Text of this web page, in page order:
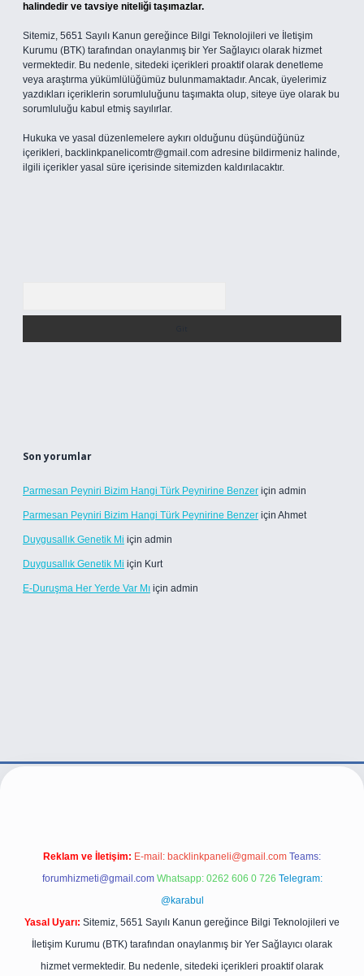
halindedir ve tavsiye niteliği taşımazlar.
Sitemiz, 5651 Sayılı Kanun gereğince Bilgi Teknolojileri ve İletişim
Kurumu (BTK) tarafından onaylanmış bir Yer Sağlayıcı olarak hizmet
vermektedir. Bu nedenle, sitedeki içerikleri proaktif olarak denetleme
veya araştırma yükümlülüğümüz bulunmamaktadır. Ancak, üyelerimiz
yazdıkları içeriklerin sorumluluğunu taşımakta olup, siteye üye olarak bu
sorumluluğu kabul etmiş sayılırlar.
Hukuka ve yasal düzenlemelere aykırı olduğunu düşündüğünüz
içerikleri, backlinkpanelicomtr@gmail.com adresine bildirmeniz halinde,
ilgili içerikler yasal süre içerisinde sitemizden kaldırılacaktır.
Son yorumlar
Parmesan Peyniri Bizim Hangi Türk Peynirine Benzer için admin
Parmesan Peyniri Bizim Hangi Türk Peynirine Benzer için Ahmet
Duygusallık Genetik Mi için admin
Duygusallık Genetik Mi için Kurt
E-Duruşma Her Yerde Var Mı için admin
betexper.live/
Reklam ve İletişim: E-mail: backlinkpaneli@gmail.com Teams:
forumhizmeti@gmail.com Whatsapp: 0262 606 0 726 Telegram:
@karabul
Yasal Uyarı: Sitemiz, 5651 Sayılı Kanun gereğince Bilgi Teknolojileri ve
İletişim Kurumu (BTK) tarafından onaylanmış bir Yer Sağlayıcı olarak
hizmet vermektedir. Bu nedenle, sitedeki içerikleri proaktif olarak